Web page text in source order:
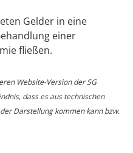
Gelder in eine
einer
fließen.
Website-Version der SG
dass es aus technischen
Darstellung kommen kann bzw.